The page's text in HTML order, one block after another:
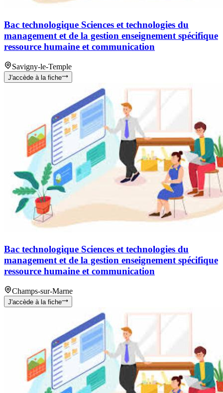
Bac technologique Sciences et technologies du
management et de la gestion enseignement spécifique
ressource humaine et communication
Savigny-le-Temple
J'accède à la fiche
Bac technologique Sciences et technologies du
management et de la gestion enseignement spécifique
ressource humaine et communication
Champs-sur-Marne
J'accède à la fiche